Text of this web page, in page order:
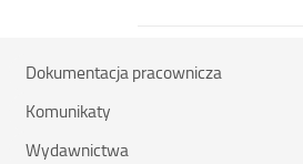
listopadowi
Dokumentacja pracownicza
Komunikaty
Wydawnictwa